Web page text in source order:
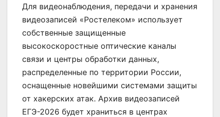
Для видеонаблюдения, передачи и хранения
видеозаписей «Ростелеком» использует
собственные защищенные
высокоскоростные оптические каналы
связи и центры обработки данных,
распределенные по территории России,
оснащенные новейшими системами защиты
от хакерских атак. Архив видеозаписей
ЕГЭ-2026 будет храниться в центрах